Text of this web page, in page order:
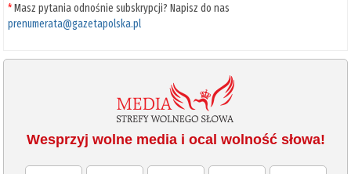
*Masz pytania odnośnie subskrypcji? Napisz do nas
prenumerata@gazetapolska.pl
Wesprzyj wolne media i ocal wolność słowa!